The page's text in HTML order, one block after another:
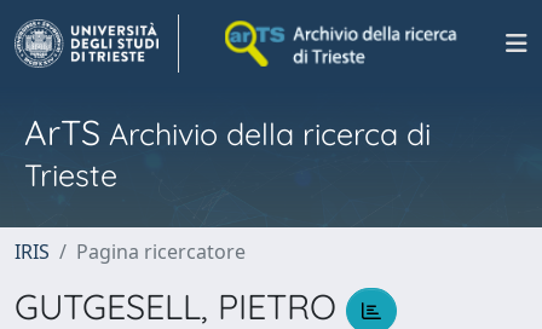
ArTS Archivio della ricerca di
Trieste
IRIS Pagina ricercatore
GUTGESELL, PIETRO